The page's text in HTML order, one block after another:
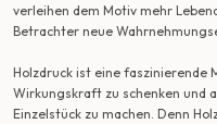
verleihen dem Motiv mehr
Betrachter neue
Holzdruck ist eine faszinierende
Wirkungskraft zu schenken und
Einzelstück zu machen. Denn